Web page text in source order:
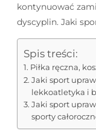
kontynuować
dyscyplin. Jaki
Spis treści:
Piłka ręczna,
Jaki sport
lekkoatletyka i
Jaki sport
sporty